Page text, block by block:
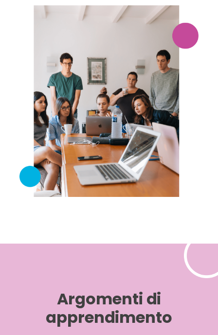
Argomenti di
apprendimento